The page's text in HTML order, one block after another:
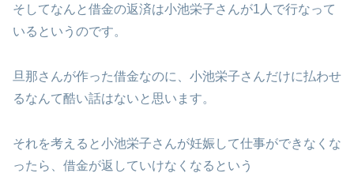
そしてなんと借金の返済は小池栄子さんが1人で行なって
いるというのです。
旦那さんが作った借金なのに、小池栄子さんだけに払わせ
るなんて酷い話はないと思います。
それを考えると小池栄子さんが妊娠して仕事ができなくな
ったら、借金が返していけなくなるという